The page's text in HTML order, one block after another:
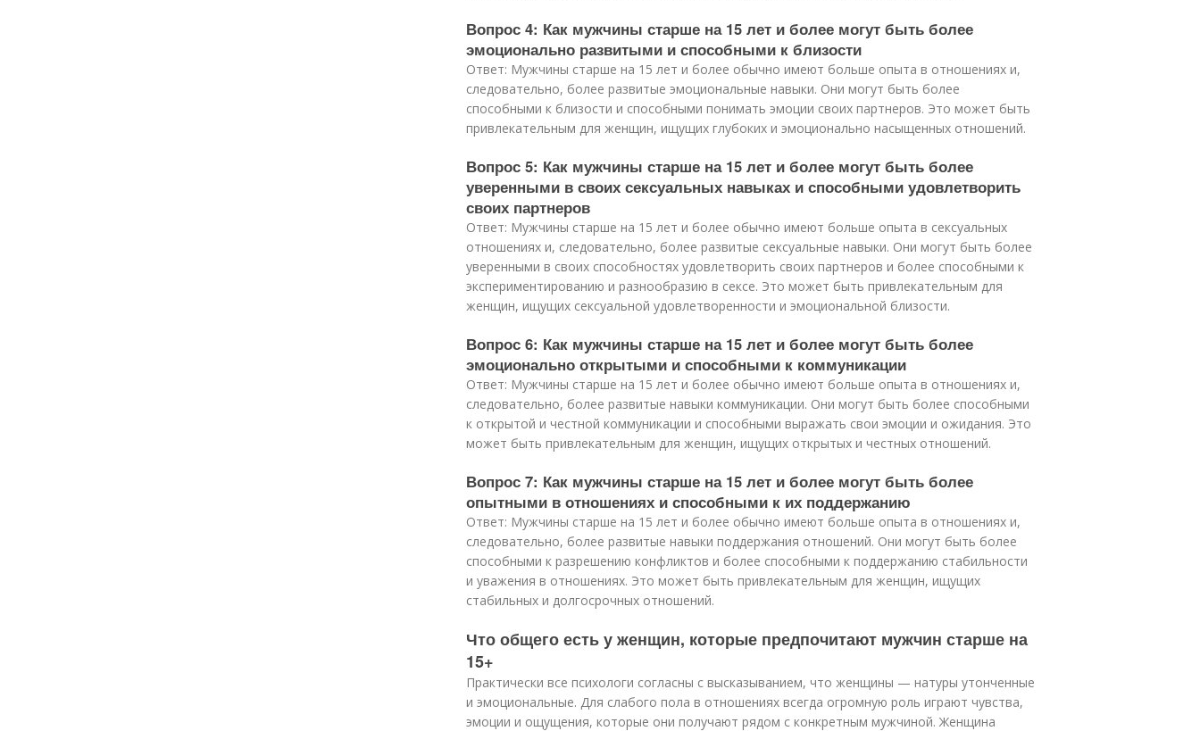
Вопрос 4: Как мужчины старше на 15 лет и более могут быть более
эмоционально развитыми и способными к близости
Ответ: Мужчины старше на 15 лет и более обычно имеют больше опыта в отношениях и,
следовательно, более развитые эмоциональные навыки. Они могут быть более
способными к близости и способными понимать эмоции своих партнеров. Это может быть
привлекательным для женщин, ищущих глубоких и эмоционально насыщенных отношений.
Вопрос 5: Как мужчины старше на 15 лет и более могут быть более
уверенными в своих сексуальных навыках и способными удовлетворить
своих партнеров
Ответ: Мужчины старше на 15 лет и более обычно имеют больше опыта в сексуальных
отношениях и, следовательно, более развитые сексуальные навыки. Они могут быть более
уверенными в своих способностях удовлетворить своих партнеров и более способными к
экспериментированию и разнообразию в сексе. Это может быть привлекательным для
женщин, ищущих сексуальной удовлетворенности и эмоциональной близости.
Вопрос 6: Как мужчины старше на 15 лет и более могут быть более
эмоционально открытыми и способными к коммуникации
Ответ: Мужчины старше на 15 лет и более обычно имеют больше опыта в отношениях и,
следовательно, более развитые навыки коммуникации. Они могут быть более способными
к открытой и честной коммуникации и способными выражать свои эмоции и ожидания. Это
может быть привлекательным для женщин, ищущих открытых и честных отношений.
Вопрос 7: Как мужчины старше на 15 лет и более могут быть более
опытными в отношениях и способными к их поддержанию
Ответ: Мужчины старше на 15 лет и более обычно имеют больше опыта в отношениях и,
следовательно, более развитые навыки поддержания отношений. Они могут быть более
способными к разрешению конфликтов и более способными к поддержанию стабильности
и уважения в отношениях. Это может быть привлекательным для женщин, ищущих
стабильных и долгосрочных отношений.
Что общего есть у женщин, которые предпочитают мужчин старше на
15+
Практически все психологи согласны с высказыванием, что женщины — натуры утонченные
и эмоциональные. Для слабого пола в отношениях всегда огромную роль играют чувства,
эмоции и ощущения, которые они получают рядом с конкретным мужчиной. Женщина